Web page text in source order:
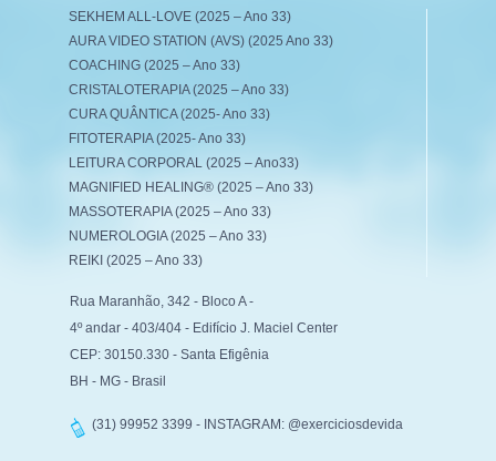
SEKHEM ALL-LOVE (2025 – Ano 33)
AURA VIDEO STATION (AVS) (2025 Ano 33)
COACHING (2025 – Ano 33)
CRISTALOTERAPIA (2025 – Ano 33)
CURA QUÂNTICA (2025- Ano 33)
FITOTERAPIA (2025- Ano 33)
LEITURA CORPORAL (2025 – Ano33)
MAGNIFIED HEALING® (2025 – Ano 33)
MASSOTERAPIA (2025 – Ano 33)
NUMEROLOGIA (2025 – Ano 33)
REIKI (2025 – Ano 33)
Rua Maranhão, 342 - Bloco A -
4º andar - 403/404 - Edifício J. Maciel Center
CEP: 30150.330 - Santa Efigênia
BH - MG - Brasil
(31) 99952 3399 - INSTAGRAM: @exerciciosdevida